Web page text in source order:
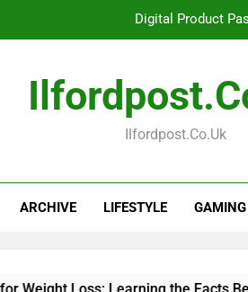
Digital Product
Baking Soda Trick for
Hahanews: Examining the Features
Ilfordpost.co.uk
ARCHIVE LIFESTYLE GAMING